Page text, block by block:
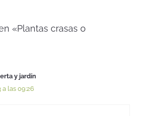
«Plantas crasas o
y jardín
las 09:26